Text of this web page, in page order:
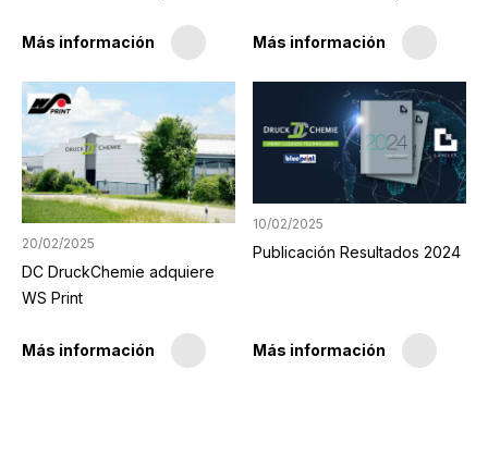
Más información
Más información
20/02/2025
DC DruckChemie adquiere
WS Print
Más información
10/02/2025
Publicación Resultados 2024
Más información